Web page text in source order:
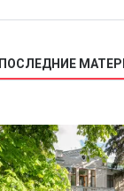
ПОСЛЕДНИЕ